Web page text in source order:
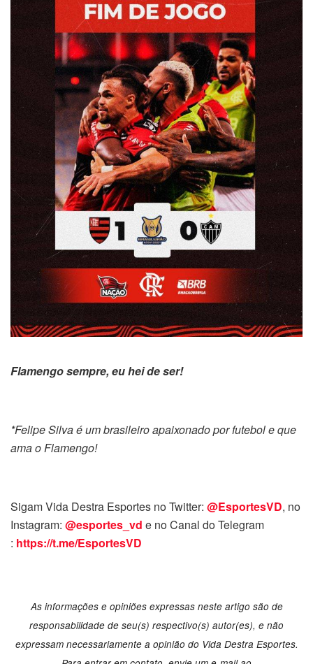
Flamengo sempre, eu hei de ser!
*Felipe Silva é um brasileiro apaixonado por futebol e que
ama o Flamengo!
Sigam Vida Destra Esportes no Twitter: @EsportesVD, no
Instagram: @esportes_vd e no Canal do Telegram
: https://t.me/EsportesVD
As informações e opiniões expressas neste artigo são de
responsabilidade de seu(s) respectivo(s) autor(es), e não
expressam necessariamente a opinião do Vida Destra Esportes.